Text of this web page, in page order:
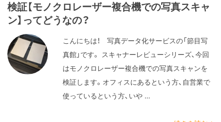
検証【モノクロレーザー複合機での写真スキャ
ン】ってどうなの？
こんにちは！ 写真データ化サービスの「節目写
真館」です。 スキャナーレビューシリーズ、今回
はモノクロレーザー複合機での写真スキャンを
検証します。オフィスにあるという方、自営業で
使っているという方、いや …